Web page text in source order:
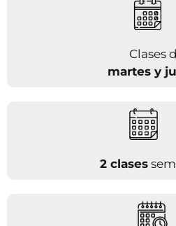
Clases
martes y
2 clases